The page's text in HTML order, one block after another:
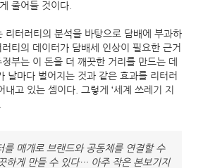
줄어들 것이다.
리터러티의 분석을 바탕으로 담배에 부과하
티의 데이터가 담배세 인상이 필요한 근거
부는 이 돈을 더 깨끗한 거리를 만드는 데
날마다 벌어지는 것과 같은 효과를 리터러
내고 있는 셈이다. 그렇게 ‘세계 쓰레기 지
를 매개로 브랜드와 공동체를 연결할 수
하게 만들 수 있다… 아주 작은 본보기지